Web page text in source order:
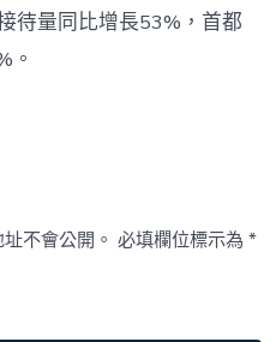
待量同比增長53%，首都
。
不會公開。 必填欄位標示為*